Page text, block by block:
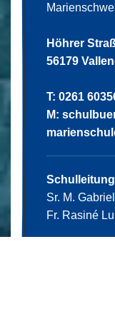
Höhrer
56179
T: 0261
M:
Sr. M.
Fr. Rasiné